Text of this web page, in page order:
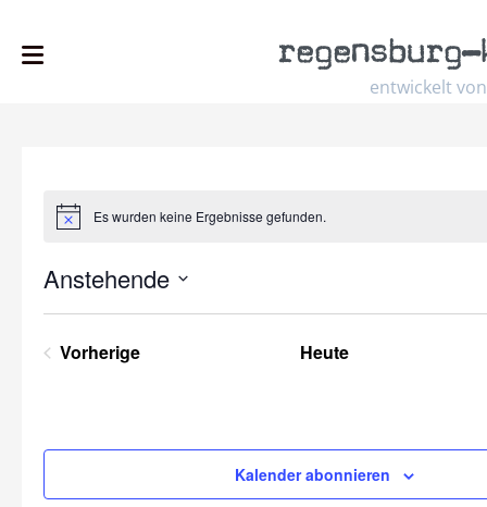
entwickelt von
regensburg–
HinweisEs wurden keine Ergebnisse gefunden.
Anstehende
Datum
Vorherige
Heute
Kalender abonnieren